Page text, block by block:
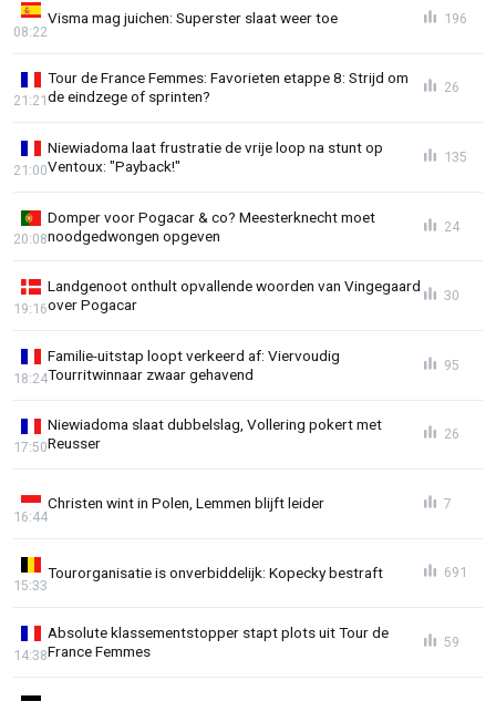
Visma mag juichen: Superster slaat weer toe
08:22
196
Tour de France Femmes: Favorieten etappe 8: Strijd om
de eindzege of sprinten?
21:21
26
Niewiadoma laat frustratie de vrije loop na stunt op
Ventoux: "Payback!"
21:00
135
Domper voor Pogacar & co? Meesterknecht moet
noodgedwongen opgeven
20:08
24
Landgenoot onthult opvallende woorden van Vingegaard
over Pogacar
19:16
30
Familie-uitstap loopt verkeerd af: Viervoudig
Tourritwinnaar zwaar gehavend
18:24
95
Niewiadoma slaat dubbelslag, Vollering pokert met
Reusser
17:50
26
Christen wint in Polen, Lemmen blijft leider
16:44
7
Tourorganisatie is onverbiddelijk: Kopecky bestraft
15:33
691
Absolute klassementstopper stapt plots uit Tour de
France Femmes
14:38
59